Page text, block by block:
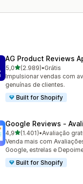
AG Product Reviews
5,0de 5 estrelas
(2.989)
2989 avaliações ao todo
•Grátis
Impulsionar vendas com
genuínas de clientes.
Built for Shopify
Google Reviews ‑
4,9de 5 estrelas
(1.401)
1401 avaliações ao todo
•Avaliação
Venda mais com
Google, estrelas e
Built for Shopify